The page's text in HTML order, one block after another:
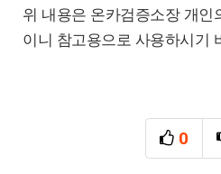
위 내용은 온카검증소장 개인
이니 참고용으로 사용하시기
0
추천